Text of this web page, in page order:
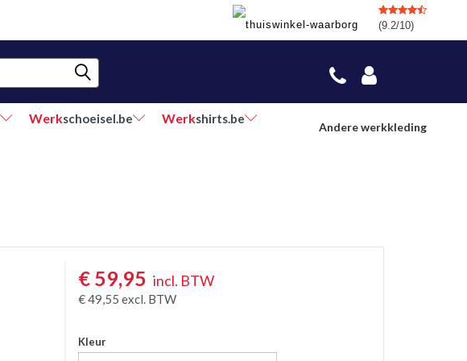
(9.2/10)
Werkschoeisel.be Werkshirts.be
Andere werkkleding
€ 59,95 incl. BTW
€49,55 excl. BTW
Kleur